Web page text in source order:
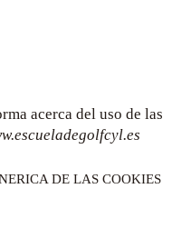
acerca del uso de las
DE LAS COOKIES